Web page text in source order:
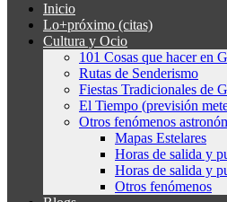
Inicio
Lo+próximo (citas)
Cultura y Ocio
101 Cosas que hacer en
Rutas de Senderismo
Fiestas Tradicionales de
El Tiempo (previsión
Otros fenómenos
Mapas Estelares
Horas de salida y
Horas de salida y
Otros fenómenos